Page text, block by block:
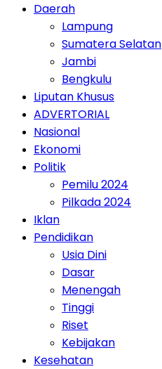
Daerah
Lampung
Sumatera Selatan
Jambi
Bengkulu
Liputan Khusus
ADVERTORIAL
Nasional
Ekonomi
Politik
Pemilu 2024
Pilkada 2024
Iklan
Pendidikan
Usia Dini
Dasar
Menengah
Tinggi
Riset
Kebijakan
Kesehatan